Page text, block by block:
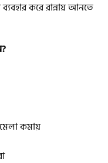
করে রান্নায় আনতে
কমায়